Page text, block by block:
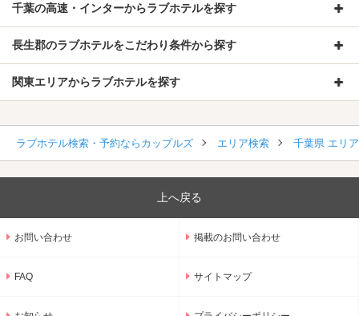
千葉の高速・インターからラブホテルを探す
長生郡のラブホテルをこだわり条件から探す
関東エリアからラブホテルを探す
ラブホテル検索・予約ならカップルズ エリア検索 千葉県 エリ
上へ戻る
お問い合わせ 掲載のお問い合わせ
FAQ サイトマップ